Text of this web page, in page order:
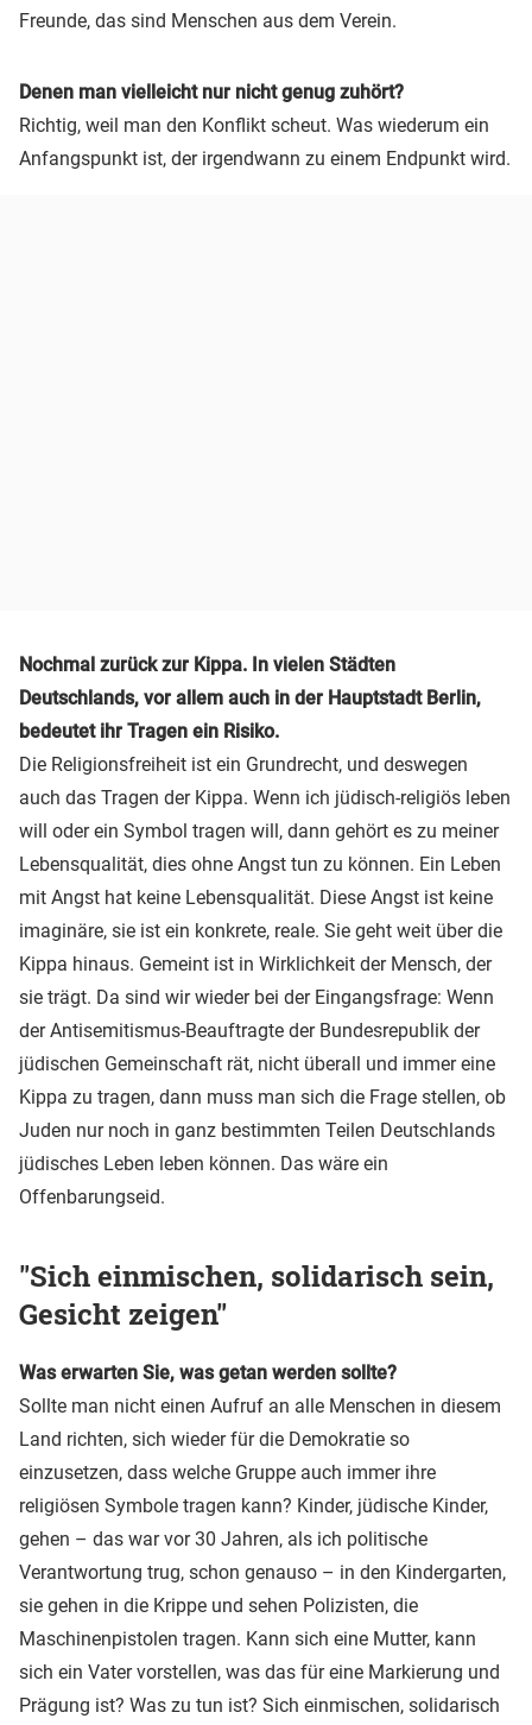
Freunde, das sind Menschen aus dem Verein.
Denen man vielleicht nur nicht genug zuhört?
Richtig, weil man den Konflikt scheut. Was wiederum ein
Anfangspunkt ist, der irgendwann zu einem Endpunkt wird.
Nochmal zurück zur Kippa. In vielen Städten
Deutschlands, vor allem auch in der Hauptstadt Berlin,
bedeutet ihr Tragen ein Risiko.
Die Religionsfreiheit ist ein Grundrecht, und deswegen
auch das Tragen der Kippa. Wenn ich jüdisch-religiös leben
will oder ein Symbol tragen will, dann gehört es zu meiner
Lebensqualität, dies ohne Angst tun zu können. Ein Leben
mit Angst hat keine Lebensqualität. Diese Angst ist keine
imaginäre, sie ist ein konkrete, reale. Sie geht weit über die
Kippa hinaus. Gemeint ist in Wirklichkeit der Mensch, der
sie trägt. Da sind wir wieder bei der Eingangsfrage: Wenn
der Antisemitismus-Beauftragte der Bundesrepublik der
jüdischen Gemeinschaft rät, nicht überall und immer eine
Kippa zu tragen, dann muss man sich die Frage stellen, ob
Juden nur noch in ganz bestimmten Teilen Deutschlands
jüdisches Leben leben können. Das wäre ein
Offenbarungseid.
"Sich einmischen, solidarisch sein,
Gesicht zeigen"
Was erwarten Sie, was getan werden sollte?
Sollte man nicht einen Aufruf an alle Menschen in diesem
Land richten, sich wieder für die Demokratie so
einzusetzen, dass welche Gruppe auch immer ihre
religiösen Symbole tragen kann? Kinder, jüdische Kinder,
gehen – das war vor 30 Jahren, als ich politische
Verantwortung trug, schon genauso – in den Kindergarten,
sie gehen in die Krippe und sehen Polizisten, die
Maschinenpistolen tragen. Kann sich eine Mutter, kann
sich ein Vater vorstellen, was das für eine Markierung und
Prägung ist? Was zu tun ist? Sich einmischen, solidarisch